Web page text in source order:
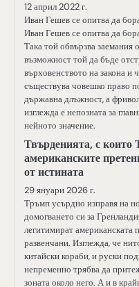
12 април 2022 г.
Иван Гешев се опитва да
Иван Гешев се опитва да
Така той обвързва заемания
възможност той да бъде
върховенството на закона и
съществува човешко право
държавна длъжност, а
изглежда е непозната за
нейното значение.
Твърденията, с които
американските
от истината
29 януари 2026 г.
Тръмп усърдно изправя на
домогването си за
легитимират американската
развенчани. Изглежда, че
китайски кораби, и руски
непременно трябва да
зоната около него. А и в